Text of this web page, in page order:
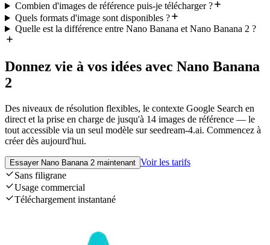
Combien d'images de référence puis-je télécharger ?
Quels formats d'image sont disponibles ?
Quelle est la différence entre Nano Banana et Nano Banana 2 ?
Donnez vie à vos idées avec Nano Banana
2
Des niveaux de résolution flexibles, le contexte Google Search en
direct et la prise en charge de jusqu'à 14 images de référence — le
tout accessible via un seul modèle sur seedream-4.ai. Commencez à
créer dès aujourd'hui.
Essayer Nano Banana 2 maintenant Voir les tarifs
Sans filigrane
Usage commercial
Téléchargement instantané